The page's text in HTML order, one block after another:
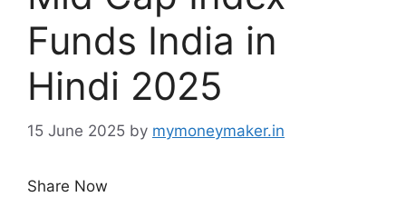
Funds India in
Hindi 2025
15 June 2025 by mymoneymaker.in
Share Now